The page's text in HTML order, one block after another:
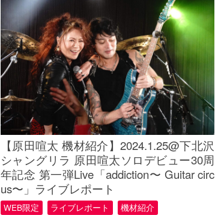
【原田喧太 機材紹介】2024.1.25@下北沢
シャングリラ 原田喧太ソロデビュー30周
年記念 第一弾Live「addiction〜 Guitar circ
us〜」ライブレポート
WEB限定 ライブレポート 機材紹介